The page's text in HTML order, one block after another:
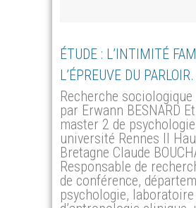
ÉTUDE : L’INTIMITÉ
L’ÉPREUVE DU PARLOIR.
Recherche
par Erwann BESNARD
master 2 de
université Rennes II
Bretagne Claude
Responsable de
de conférence,
psychologie, laboratoire